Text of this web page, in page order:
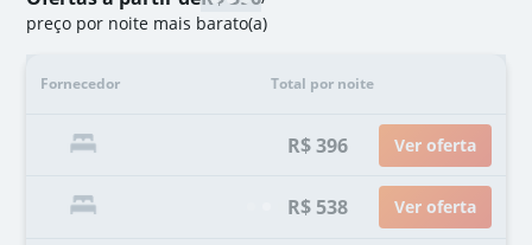
preço por noite mais barato(a)
Fornecedor Total por noite
R$ 396 Ver oferta
R$ 538 Ver oferta